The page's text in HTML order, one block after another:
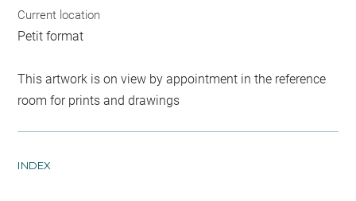
Current location
Petit format
This artwork is on view by appointment in the reference
room for prints and drawings
INDEX